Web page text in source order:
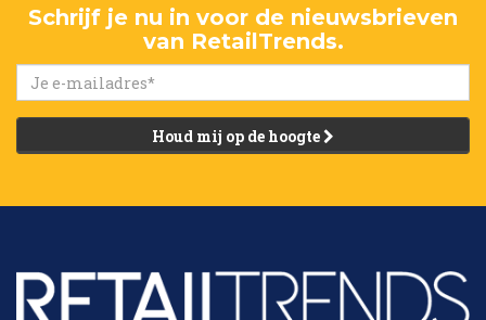
Schrijf je nu in voor de nieuwsbrieven
van RetailTrends.
Houd mij op de hoogte